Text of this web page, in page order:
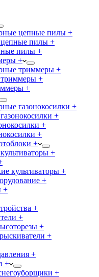
цепные пилы +
пилы +
пилы +
+
триммеры +
+
+
газонокосилки +
+
+
+
+
+
культиваторы +
+
+
+
+
+
+
+
+
+